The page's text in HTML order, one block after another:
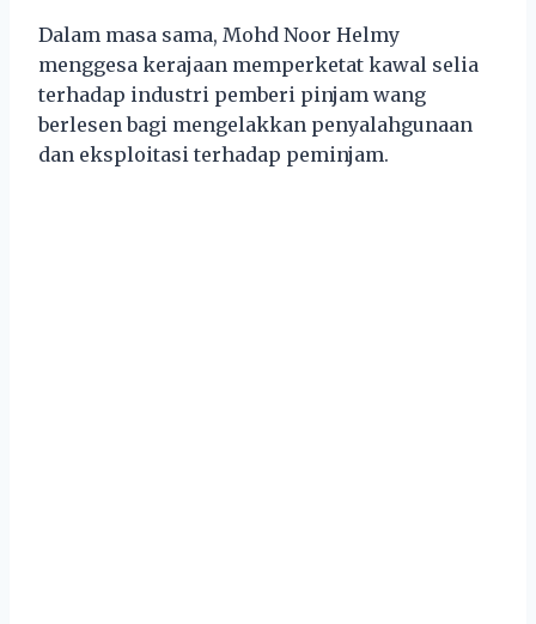
Dalam masa sama, Mohd Noor Helmy
menggesa kerajaan memperketat kawal selia
terhadap industri pemberi pinjam wang
berlesen bagi mengelakkan penyalahgunaan
dan eksploitasi terhadap peminjam.